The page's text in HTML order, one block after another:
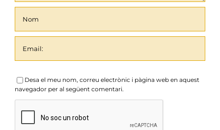
Desa el meu nom, correu electrònic i pàgina web en aquest
navegador per al següent comentari.